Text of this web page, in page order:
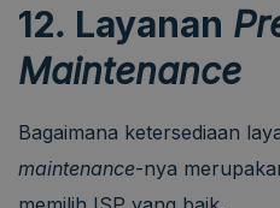
12. Layanan
Maintenance
Bagaimana ketersediaan
maintenance-nya